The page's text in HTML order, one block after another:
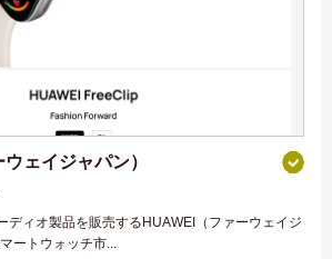
ェイジャパン）
ディオ製品を販売するHUAWEI（ファーウェイジ
ートウォッチ市...